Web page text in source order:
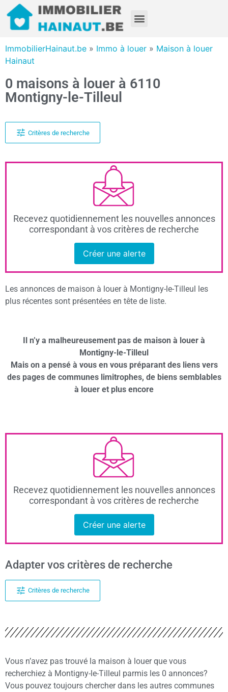
ImmobilierHainaut.be » Immo à louer » Maison à louer
Hainaut
0 maisons à louer à 6110
Montigny-le-Tilleul
Critères de recherche
Recevez quotidiennement les nouvelles annonces
correspondant à vos critères de recherche
Créer une alerte
Les annonces de maison à louer à Montigny-le-Tilleul les
plus récentes sont présentées en tête de liste.
Il n’y a malheureusement pas de maison à louer à
Montigny-le-Tilleul
Mais on a pensé à vous en vous préparant des liens vers
des pages de communes limitrophes, de biens semblables
à louer et plus encore
Recevez quotidiennement les nouvelles annonces
correspondant à vos critères de recherche
Créer une alerte
Adapter vos critères de recherche
Critères de recherche
Vous n’avez pas trouvé la maison à louer que vous
recherchiez à Montigny-le-Tilleul parmis les 0 annonces?
Vous pouvez toujours chercher dans les autres communes